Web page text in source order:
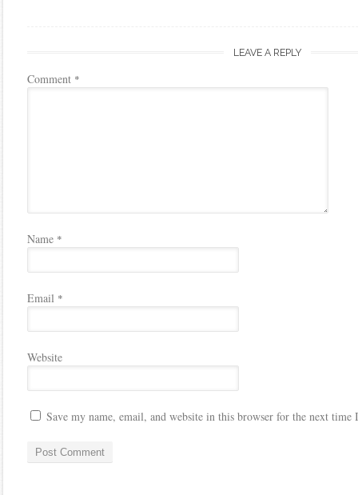
LEAVE A REPLY
Comment *
Name *
Email *
Website
Save my name, email, and website in this browser for the next time